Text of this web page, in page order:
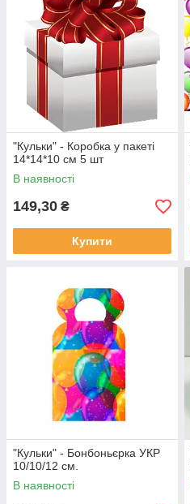
"Кульки" - Коробка у пакеті
14*14*10 см 5 шт
В наявності
149,30 ₴
Купити
"Кульки" - Бонбоньєрка УКР
10/10/12 см.
В наявності